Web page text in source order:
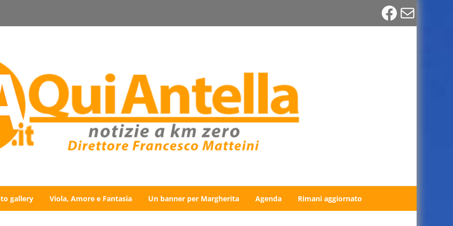
Email
gallery Viola, Amore e Fantasia Un banner per Margherita Agenda Rimani aggiornato